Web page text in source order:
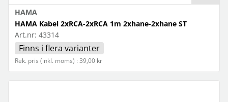
HAMA
HAMA Kabel 2xRCA-2xRCA 1m 2xhane-2xhane ST
Art.nr: 43314
Finns i flera varianter
Rek. pris (inkl. moms) : 39,00 kr